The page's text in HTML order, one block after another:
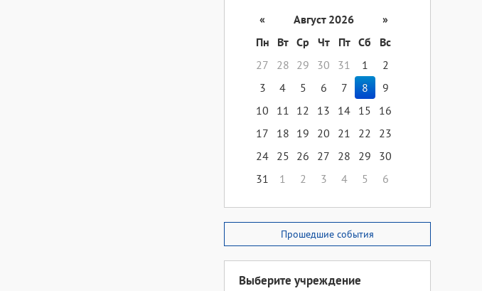
« Август 2026
»
Пн
Вт Ср Чт Пт Сб
Вс
27
28 29 30 31 1
2
3
4 5 6 7 8
9
10
11 12 13 14 15
16
17
18 19 20 21 22
23
24 25 26 27 28 29
30
31
1 2 3 4 5 6
Прошедшие события
Выберите учреждение